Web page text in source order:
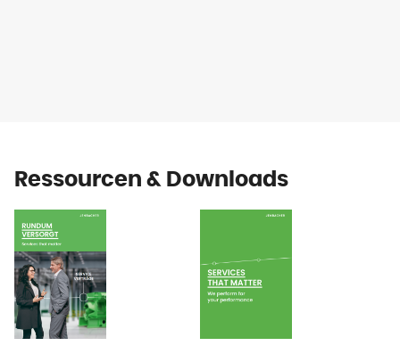
Ressourcen & Downloads